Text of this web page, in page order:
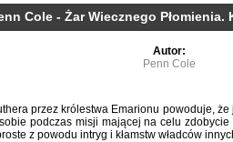
Cole - Żar Wiecznego Płomienia.
Autor:
Penn Cole
przez królestwa Emarionu powoduje,
podczas misji mającej na celu
z powodu intryg i kłamstw władców